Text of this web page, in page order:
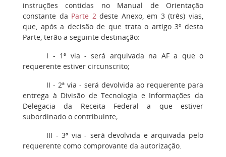
instruções contidas no Manual de Orientação
constante da Parte 2deste Anexo, em 3 (três) vias,
que, após a decisão de que trata o artigo 3º desta
Parte, terão a seguinte destinação:
I - 1ª via - será arquivada na AF a que o
requerente estiver circunscrito;
II- 2ª via - será devolvida ao requerente para
entrega à Divisão de Tecnologia e Informações da
Delegacia da Receita Federal a que estiver
subordinado o contribuinte;
III - 3ª via - será devolvida e arquivada pelo
requerente como comprovante da autorização.